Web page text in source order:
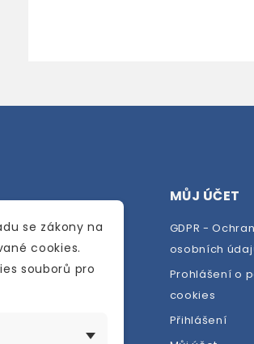
se
MŮJ ÚČET
GDPR -
osobních
Prohlášení o
cookies
Přihlášení
se zákony na
cookies.
souborů pro